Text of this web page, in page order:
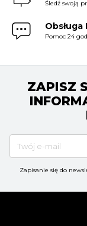
Śledź swoją
Pomoc 24
ZAPISZ
Zapisanie się do